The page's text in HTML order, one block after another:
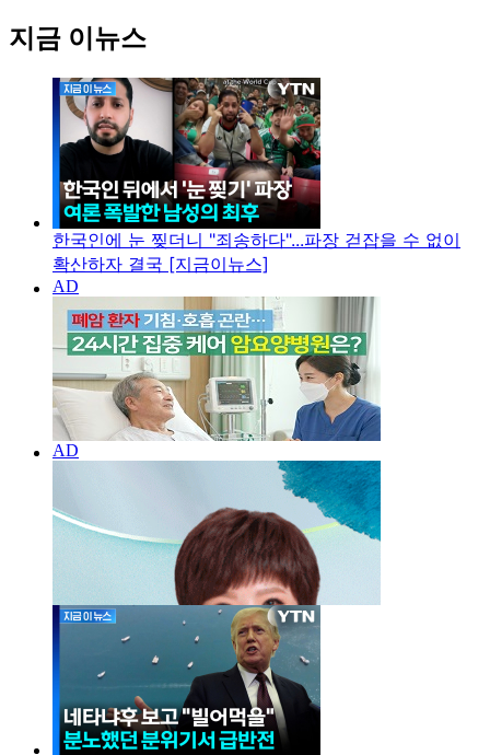
지금 이뉴스
한국인에 눈 찢더니 "죄송하다"...파장 걷잡을 수 없이
확산하자 결국 [지금이뉴스]